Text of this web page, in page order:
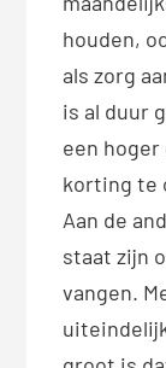
houden,
als zorg
is al duur
een
korting te
Aan de
staat zijn
vangen.